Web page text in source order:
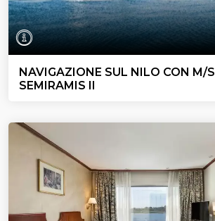
NAVIGAZIONE SUL NILO CON M/S
SEMIRAMIS II